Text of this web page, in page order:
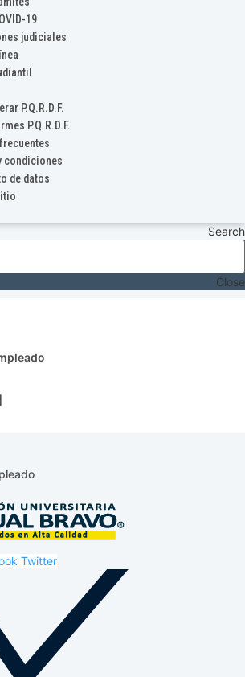
19
judiciales
P.Q.R.D.F.
P.Q.R.D.F.
condiciones
de datos
Search
Close
Twitter